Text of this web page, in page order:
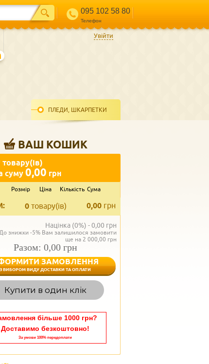
095 102 58 80
Телефон
ПЛЕДИ, ШКАРПЕТКИ
Увійти
ВАШ КОШИК
товару(ів)
суму0,00 грн
Розмір Ціна Кількість Сума
0,00 грн
0 товару(ів)
Націнка (0%) -0,00 грн
знижки -5% Вам залишилося замовити
ще на 2 000,00 грн
Разом: 0,00 грн
ЗАМОВЛЕННЯ
З ВИБОРОМ ВИДУ ДОСТАВКИ ТА ОПЛАТИ
Купити в один клік
більше 1000 грн?
Доставимо безкоштовно!
За умови 100% передоплати